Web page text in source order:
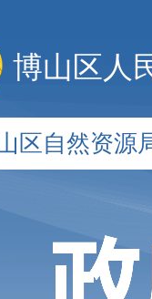
博山区人
区自然资源